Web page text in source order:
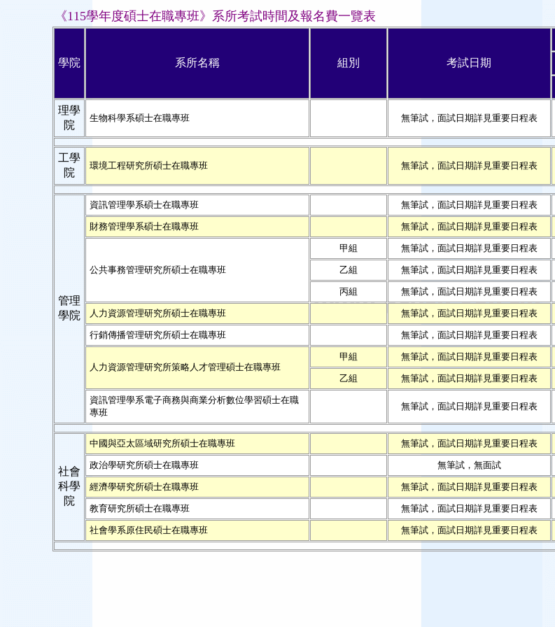
《115學年度碩士在職專班》系所考試時間及報名費一覽表
學院 系所名稱 組別 考試日期
理學
院
生物科學系碩士在職專班 無筆試，面試日期詳見重要日程表
工學
院
環境工程研究所碩士在職專班 無筆試，面試日期詳見重要日程表
管理
學院
資訊管理學系碩士在職專班 無筆試，面試日期詳見重要日程表
財務管理學系碩士在職專班 無筆試，面試日期詳見重要日程表
公共事務管理研究所碩士在職專班
甲組 無筆試，面試日期詳見重要日程表
乙組 無筆試，面試日期詳見重要日程表
丙組 無筆試，面試日期詳見重要日程表
人力資源管理研究所碩士在職專班 無筆試，面試日期詳見重要日程表
行銷傳播管理研究所碩士在職專班 無筆試，面試日期詳見重要日程表
人力資源管理研究所策略人才管理碩士在職專班
甲組 無筆試，面試日期詳見重要日程表
乙組 無筆試，面試日期詳見重要日程表
資訊管理學系電子商務與商業分析數位學習碩士在職
專班
無筆試，面試日期詳見重要日程表
社會
科學
院
中國與亞太區域研究所碩士在職專班 無筆試，面試日期詳見重要日程表
政治學研究所碩士在職專班 無筆試，無面試
經濟學研究所碩士在職專班 無筆試，面試日期詳見重要日程表
教育研究所碩士在職專班 無筆試，面試日期詳見重要日程表
社會學系原住民碩士在職專班 無筆試，面試日期詳見重要日程表